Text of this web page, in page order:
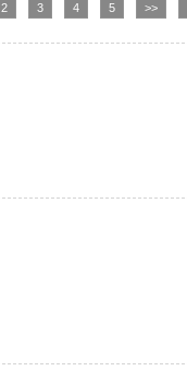
2 3 4 5 >>